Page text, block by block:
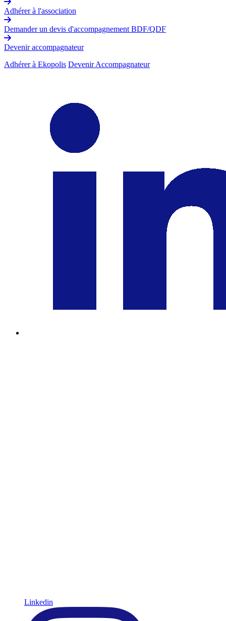
Adhérer à l'association
Demander un devis d'accompagnement BDF/QDF
Devenir accompagnateur
Adhérer à Ekopolis Devenir Accompagnateur
Linkedin